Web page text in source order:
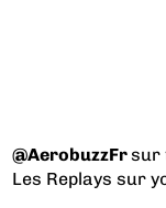
@AerobuzzFrsur
Les Replays sur